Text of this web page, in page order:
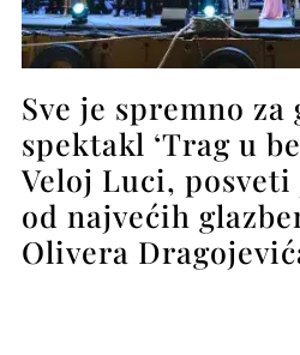
Sve je spremno za
spektakl ‘Trag u
Veloj Luci, posveti
od najvećih
Olivera